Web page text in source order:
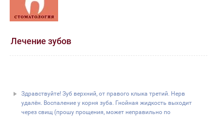
Лечение зубов
Здравствуйте! Зуб верхний, от правого клыка третий. Нерв
удалён. Воспаление у корня зуба. Гнойная жидкость выходит
через свищ (прошу прощения, может неправильно по